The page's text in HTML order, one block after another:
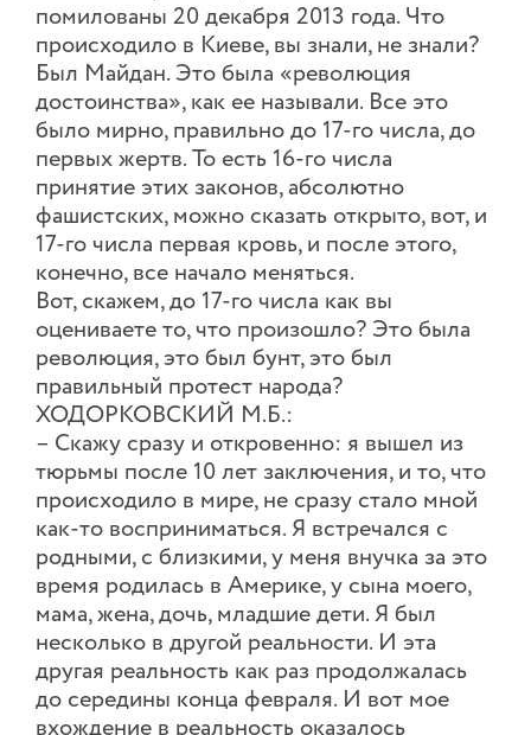
помилованы 20 декабря 2013 года. Что
происходило в Киеве, вы знали, не знали?
Был Майдан. Это была «революция
достоинства», как ее называли. Все это
было мирно, правильно до 17-го числа, до
первых жертв. То есть 16-го числа
принятие этих законов, абсолютно
фашистских, можно сказать открыто, вот, и
17-го числа первая кровь, и после этого,
конечно, все начало меняться.
Вот, скажем, до 17-го числа как вы
оцениваете то, что произошло? Это была
революция, это был бунт, это был
правильный протест народа?
ХОДОРКОВСКИЙ М.Б.:
– Скажу сразу и откровенно: я вышел из
тюрьмы после 10 лет заключения, и то, что
происходило в мире, не сразу стало мной
как-то восприниматься. Я встречался с
родными, с близкими, у меня внучка за это
время родилась в Америке, у сына моего,
мама, жена, дочь, младшие дети. Я был
несколько в другой реальности. И эта
другая реальность как раз продолжалась
до середины конца февраля. И вот мое
вхождение в реальность оказалось